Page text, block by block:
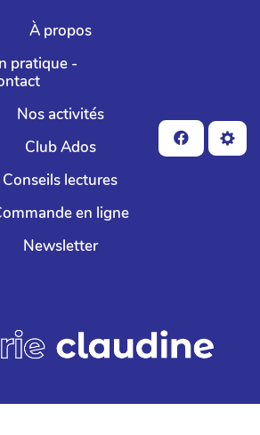
À propos
pratique -
Nos activités
Club Ados
Conseils lectures
en ligne
Newsletter